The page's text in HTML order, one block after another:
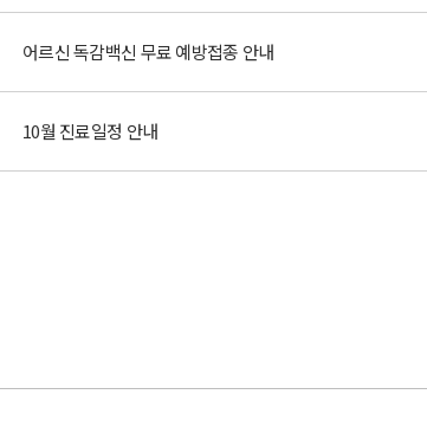
어르신 독감백신 무료 예방접종 안내
10월 진료일정 안내